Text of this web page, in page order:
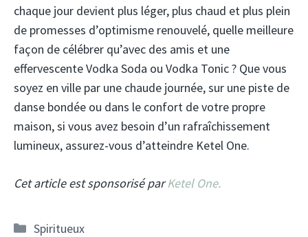
chaque jour devient plus léger, plus chaud et plus plein
de promesses d’optimisme renouvelé, quelle meilleure
façon de célébrer qu’avec des amis et une
effervescente Vodka Soda ou Vodka Tonic ? Que vous
soyez en ville par une chaude journée, sur une piste de
danse bondée ou dans le confort de votre propre
maison, si vous avez besoin d’un rafraîchissement
lumineux, assurez-vous d’atteindre Ketel One.
Cet article est sponsorisé parKetel One.
Catégories
Spiritueux